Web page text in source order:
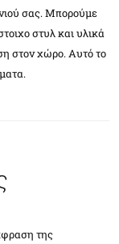
σας. Μπορούμε
στυλ και υλικά
στον χώρο. Αυτό το
της